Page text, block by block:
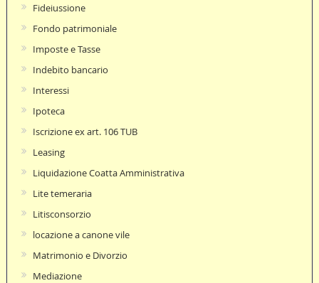
Fideiussione
Fondo patrimoniale
Imposte e Tasse
Indebito bancario
Interessi
Ipoteca
Iscrizione ex art. 106 TUB
Leasing
Liquidazione Coatta Amministrativa
Lite temeraria
Litisconsorzio
locazione a canone vile
Matrimonio e Divorzio
Mediazione